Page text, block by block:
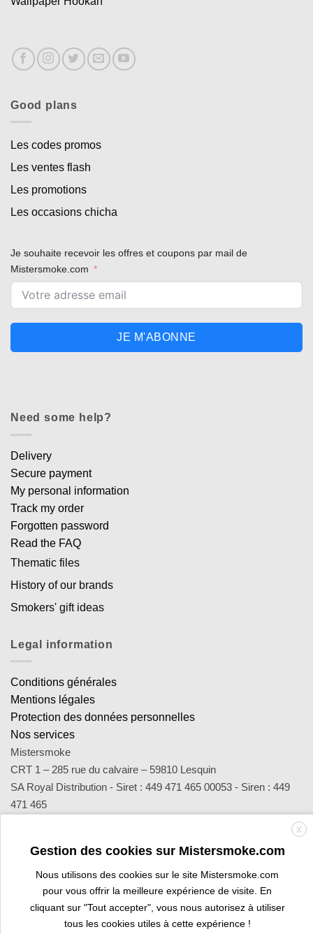
Good plans
Les codes promos
Les ventes flash
Les promotions
Les occasions chicha
Je souhaite recevoir les offres et coupons par mail de
Mistersmoke.com
JE M'ABONNE
Need some help?
Delivery
Secure payment
My personal information
Track my order
Forgotten password
Read the FAQ
Thematic files
History of our brands
Smokers' gift ideas
Legal information
Conditions générales
Mentions légales
Protection des données personnelles
Nos services
Mistersmoke
CRT 1 – 285 rue du calvaire – 59810 Lesquin
SA Royal Distribution - Siret : 449 471 465 00053 - Siren : 449
471 465
sav@mistersmoke.com ou par téléphone au 03 20 90 56 55 du
lundi au vendredi de 9h à 17h.
Credit
Card
MasterCard
Apple
Pay
Bank
Transfer
Visa
Visa
Electron
X
Gestion des cookies sur Mistersmoke.com
Nous utilisons des cookies sur le site Mistersmoke.com
pour vous offrir la meilleure expérience de visite. En
cliquant sur "Tout accepter", vous nous autorisez à utiliser
tous les cookies utiles à cette expérience !